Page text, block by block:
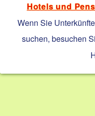
Hotels und
Wenn Sie
suchen, besuchen